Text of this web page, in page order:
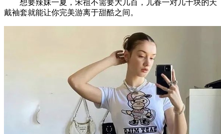
想要辣妹一夏，宋祖不需要大几百，儿春一对几十块的天
戴袖套就能让你完美游离于甜酷之间。